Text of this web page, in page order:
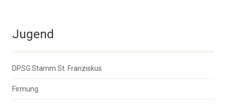
Jugend
DPSG Stamm St. Franziskus
Firmung